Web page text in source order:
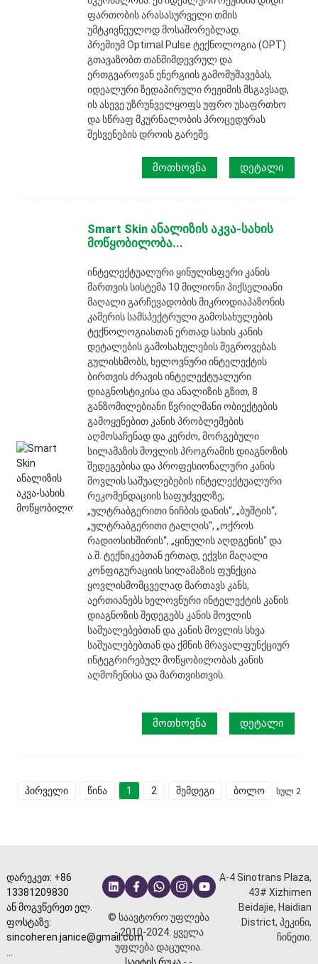
ფართობის არასასურველი თმის
უმტკივნეულოდ მოსაშორებლად.
პრემიუმ Optimal Pulse ტექნოლოგია (OPT)
გთავაზობთ თანმიმდევრულ და
ერთგვაროვან ენერგიის გამომუშავებას,
იდეალური ზედაპირული რეჟიმის მსგავსად,
ის ასევე უზრუნველყოფს უფრო უსაფრთხო
და სწრაფ მკურნალობის პროცედურას
შესვენების დროის გარეშე.
ᲛᲝᲗᲮᲝᲕᲜᲐ ᲓᲔᲢᲐᲚᲘ
Smart Skin ანალიზის აკვა-სახის
მოწყობილობა...
ინტელექტუალური ყინულისფერი კანის
მართვის სისტემა 10 მილიონი პიქსელიანი
მაღალი გარჩევადობის მიკროდიაპაზონის
კამერის სამსპექტრული გამოსახულების
ტექნოლოგიასთან ერთად სახის კანის
დეტალების გამოსახულების შეგროვებას
გულისხმობს, ხელოვნური ინტელექტის
ბირთვის ძრავის ინტელექტუალური
დიაგნოსტიკისა და ანალიზის გზით, 8
განზომილებიანი წვრილმანი ობიექტების
გამოყენებით კანის პრობლემების
აღმოსაჩენად და კერძო, მორგებული
სილამაზის მოვლის პროგრამის დიაგნოზის
შედეგებისა და პროფესიონალური კანის
მოვლის საშუალებების ინტელექტუალური
რეკომენდაციის საფუძველზე;
„ულტრაბგერითი ნიჩბის დანის“, „ბუშტის“,
„ულტრაბგერითი ტალღის“, „ოქროს
რადიოსიხშირის“, „ყინულის აღდგენის“ და
ა.შ. ტექნიკებთან ერთად, ექვსი მაღალი
კონფიგურაციის სილამაზის ფუნქცია
ყოვლისმომცველად მართავს კანს,
აერთიანებს ხელოვნური ინტელექტის კანის
დიაგნოზის შედეგებს კანის მოვლის
საშუალებებთან და კანის მოვლის სხვა
საშუალებებთან და ქმნის მრავალფუნქციურ
ინტეგრირებულ მოწყობილობას კანის
აღმოჩენისა და მართვისთვის.
ᲛᲝᲗᲮᲝᲕᲜᲐ ᲓᲔᲢᲐᲚᲘ
პირველი წინა 1 2 შემდეგი ბოლო სულ 2
დარეკეთ: +86
13381209830
ან მოგვწერეთ ელ.
ფოსტაზე:
sincoheren.janice@gmail.com
© საავტორო უფლება
- 2010-2024: ყველა
უფლება დაცულია.
A-4 Sinotrans Plaza,
43# Xizhimen
Beidajie, Haidian
District, პეკინი,
ჩინეთი.